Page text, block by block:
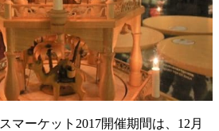
マーケット2017開催期間は、12月